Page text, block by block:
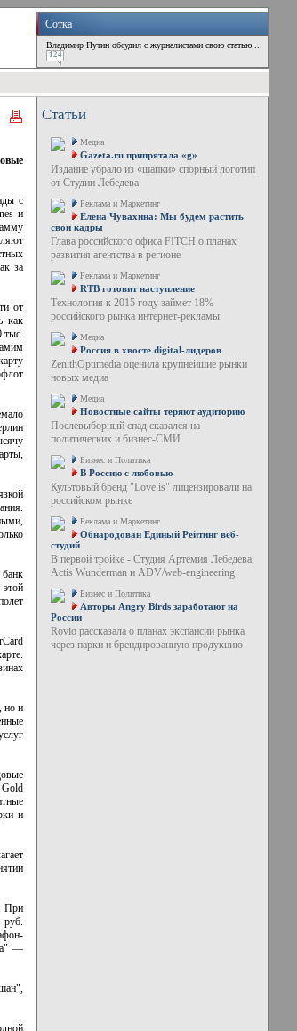
Сотка
Владимир Путин обсудил с журналистами свою статью ...
124
с
и
за
от
как
но и
Gold
и
При
—
Статьи
Медиа
Gazeta.ru припрятала «g»
Издание убрало из «шапки» спорный логотип
от Студии Лебедева
Реклама и Маркетинг
Елена Чувахина: Мы будем растить
свои кадры
Глава российского офиса FITCH о планах
развития агентства в регионе
Реклама и Маркетинг
RTB готовит наступление
Технология к 2015 году займет 18%
российского рынка интернет-рекламы
Медиа
Россия в хвосте digital-лидеров
ZenithOptimedia оценила крупнейшие рынки
новых медиа
Медиа
Новостные сайты теряют аудиторию
Послевыборный спад сказался на
политических и бизнес-СМИ
Бизнес и Политика
В Россию с любовью
Культовый бренд "Love is" лицензировали на
российском рынке
Реклама и Маркетинг
Обнародован Единый Рейтинг веб-
студий
В первой тройке - Студия Артемия Лебедева,
Actis Wunderman и ADV/web-engineering
Бизнес и Политика
Авторы Angry Birds заработают на
России
Rovio рассказала о планах экспансии рынка
через парки и брендированную продукцию